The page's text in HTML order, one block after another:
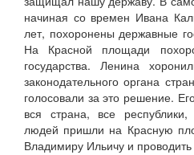
начиная со времен Ивана
лет, похоронены державные
На Красной площади
государства. Ленина
законодательного органа
голосовали за это решение.
вся страна, все
людей пришли на Красную
Владимиру Ильичу и проводить